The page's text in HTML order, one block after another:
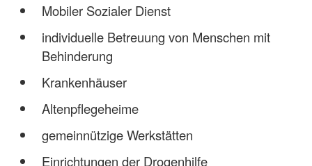
Mobiler Sozialer Dienst
individuelle Betreuung von Menschen mit
Behinderung
Krankenhäuser
Altenpflegeheime
gemeinnützige Werkstätten
Einrichtungen der Drogenhilfe